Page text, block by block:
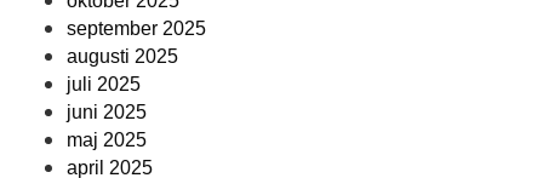
september 2025
augusti 2025
juli 2025
juni 2025
maj 2025
april 2025